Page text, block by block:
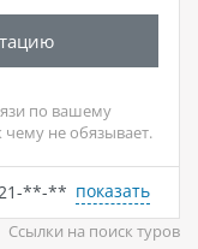
по вашему
чему не обязывает.
**-** показать
Ссылки на поиск туров